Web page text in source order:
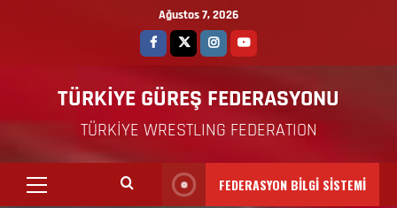
Ağustos 7, 2026
TÜRKİYE GÜREŞ FEDERASYONU
TÜRKİYE WRESTLING FEDERATION
FEDERASYON BİLGİ SİSTEMİ